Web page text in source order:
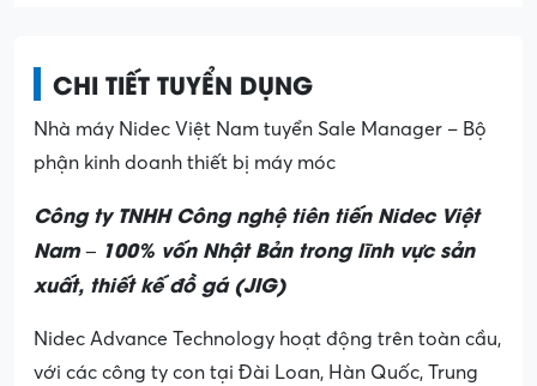
CHI TIẾT TUYỂN DỤNG
Nhà máy Nidec Việt Nam tuyển Sale Manager – Bộ
phận kinh doanh thiết bị máy móc
Công ty TNHH Công nghệ tiên tiến Nidec Việt
Nam – 100% vốn Nhật Bản trong lĩnh vực sản
xuất, thiết kế đồ gá (JIG)
Nidec Advance Technology hoạt động trên toàn cầu,
với các công ty con tại Đài Loan, Hàn Quốc, Trung